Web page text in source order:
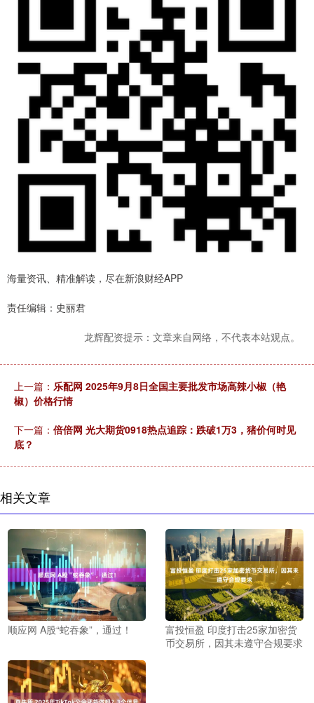
海量资讯、精准解读，尽在新浪财经APP
责任编辑：史丽君
龙辉配资提示：文章来自网络，不代表本站观点。
上一篇： 乐配网 2025年9月8日全国主要批发市场高辣小椒（艳
椒）价格行情
下一篇： 倍倍网 光大期货0918热点追踪：跌破1万3，猪价何时见
底？
相关文章
顺应网 A股“蛇吞象”，通过！
富投恒盈 印度打击25家加密货
币交易所，因其未遵守合规要求